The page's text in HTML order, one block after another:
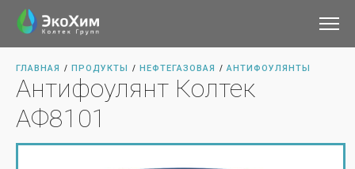
ГЛАВНАЯ / ПРОДУКТЫ / НЕФТЕГАЗОВАЯ / АНТИФОУЛЯНТЫ
Антифоулянт Колтек
АФ8101